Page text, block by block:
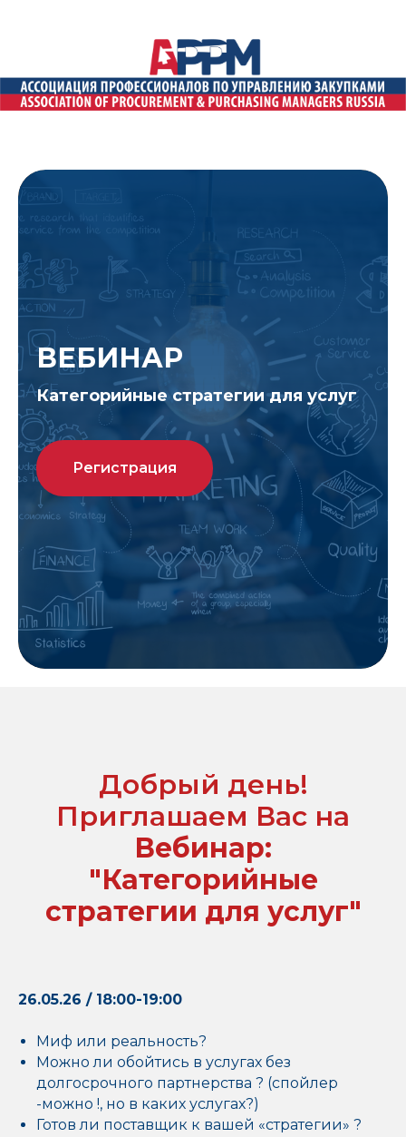
план мероприятий об ассоциации
конференция 2021
ВЕБИНАР
Категорийные стратегии для услуг
Регистрация
Добрый день!
Приглашаем Вас на
Вебинар:
"Категорийные
стратегии для услуг"
26.05.26 / 18:00-19:00
Миф или реальность?
Можно ли обойтись в услугах без
долгосрочного партнерства ? (спойлер
-можно !, но в каких услугах?)
Готов ли поставщик к вашей «стратегии» ?